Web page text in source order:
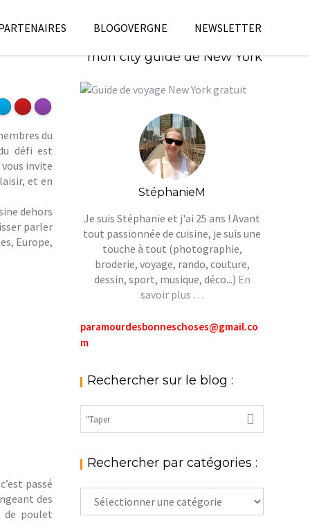
BLOGOVERGNE NEWSLETTER
du
défi est
invite
et en
dehors
parler
Europe,
passé
des
de poulet
mon city guide de New York
StéphanieM
Je suis Stéphanie et j'ai 25 ans ! Avant
tout passionnée de cuisine, je suis une
touche à tout (photographie,
broderie, voyage, rando, couture,
dessin, sport, musique, déco...) En
savoir plus …
paramourdesbonneschoses@gmail.co
m
Rechercher sur le blog :
Rechercher par catégories :
Rechercher
par